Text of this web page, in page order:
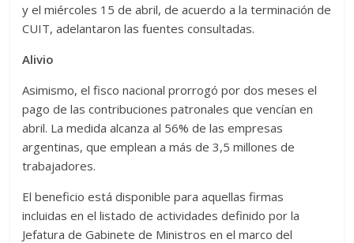
y el miércoles 15 de abril, de acuerdo a la terminación de
CUIT, adelantaron las fuentes consultadas.
Alivio
Asimismo, el fisco nacional prorrogó por dos meses el
pago de las contribuciones patronales que vencían en
abril. La medida alcanza al 56% de las empresas
argentinas, que emplean a más de 3,5 millones de
trabajadores.
El beneficio está disponible para aquellas firmas
incluidas en el listado de actividades definido por la
Jefatura de Gabinete de Ministros en el marco del